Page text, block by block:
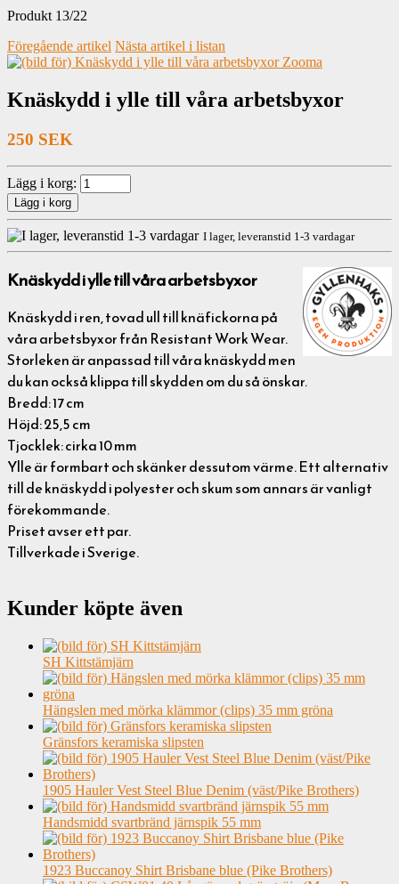
Produkt 13/22
Föregående artikel Nästa artikel i listan
Zooma
Knäskydd i ylle till våra arbetsbyxor
250 SEK
Lägg i korg:
I lager, leveranstid 1-3 vardagar
Knäskydd i ylle till våra arbetsbyxor
Knäskydd i ren, tovad ull till knäfickorna på
våra arbetsbyxor från Resistant Work Wear.
Storleken är anpassad till våra knäskydd men
du kan också klippa till skydden om du så önskar.
Bredd: 17 cm
Höjd: 25,5 cm
Tjocklek: cirka 10 mm
Ylle är formbart och skänker dessutom värme. Ett alternativ
till de knäskydd i polyester och skum som annars är vanligt
förekommande.
Priset avser ett par.
Tillverkade i Sverige.
Kunder köpte även
SH Kittstämjärn
Hängslen med mörka klämmor (clips) 35 mm gröna
Gränsfors keramiska slipsten
1905 Hauler Vest Steel Blue Denim (väst/Pike Brothers)
Handsmidd svartbränd järnspik 55 mm
1923 Buccanoy Shirt Brisbane blue (Pike Brothers)